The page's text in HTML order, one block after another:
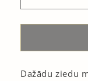
quantity
for
/
700g
Dažādu ziedu